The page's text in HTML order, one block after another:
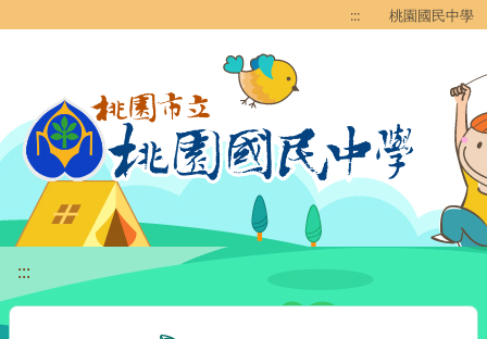
::: 桃園國民中學
:::